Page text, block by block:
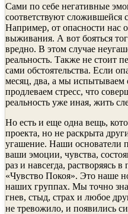
Сами по себе негативные
соответствуют
Например, от опасности нас
выживания. А вот бояться
вредно. В этом случае
реальность. Также не стоит
сами обстоятельства. Если
месяц, два, а мы испытываем
продлеваем стресс, что
реальность уже иная, жить
Но есть и еще одна вещь,
проекта, но не раскрыта
угашение. Наши основатели
ваши эмоции, чувства,
раз и навсегда, растворяясь
«Чувство Покоя». Это наше
наших группах. Мы точно
гнев, стыд, страх и любое
не тревожило, и появились